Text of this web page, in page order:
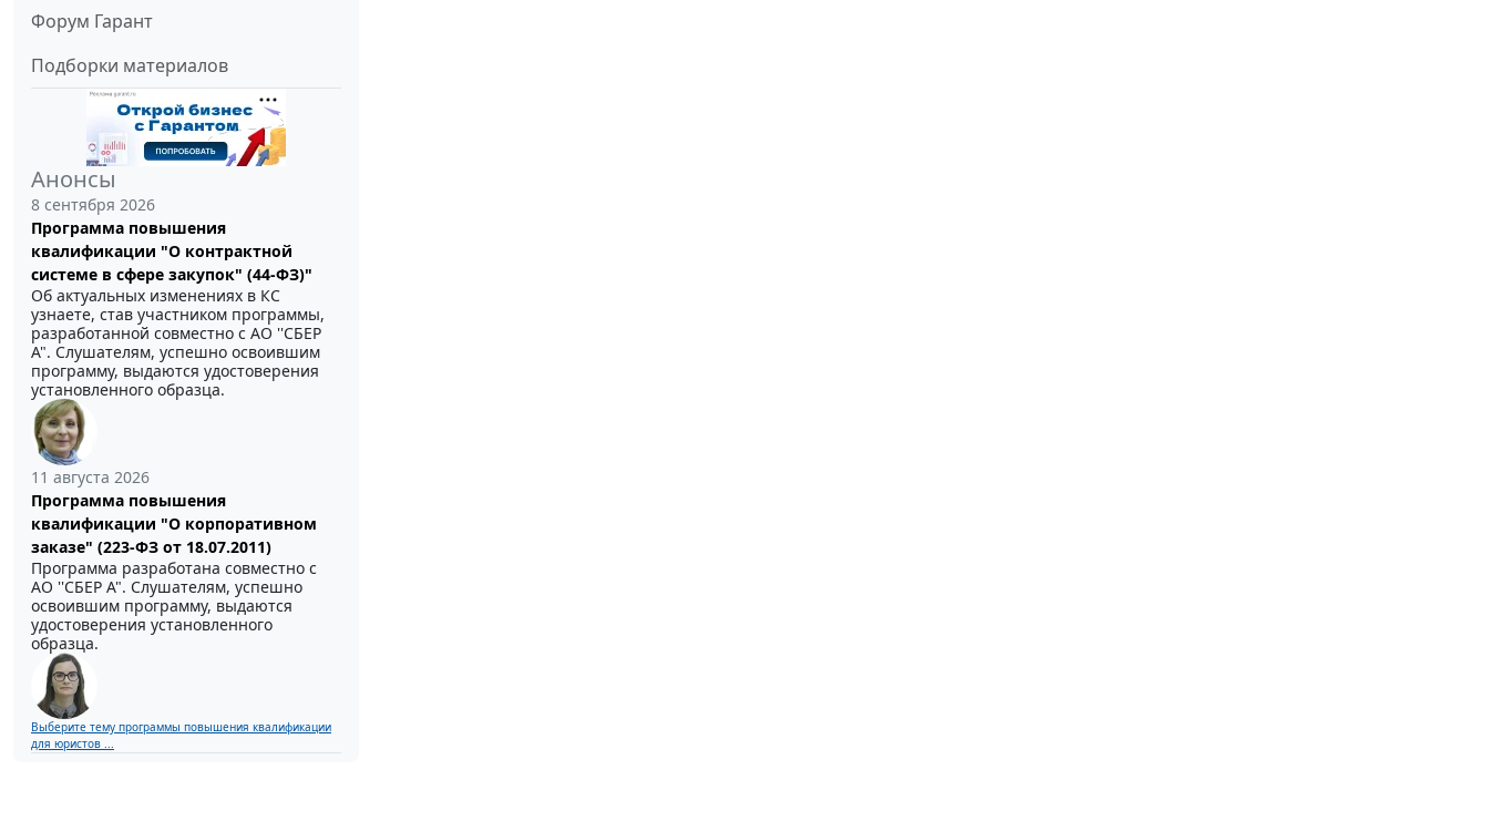
Форум Гарант
Подборки материалов
Анонсы
8 сентября 2026
Программа повышения
квалификации "О контрактной
системе в сфере закупок" (44-ФЗ)"
Об актуальных изменениях в КС
узнаете, став участником программы,
разработанной совместно с АО ''СБЕР
А". Слушателям, успешно освоившим
программу, выдаются удостоверения
установленного образца.
11 августа 2026
Программа повышения
квалификации "О корпоративном
заказе" (223-ФЗ от 18.07.2011)
Программа разработана совместно с
АО ''СБЕР А". Слушателям, успешно
освоившим программу, выдаются
удостоверения установленного
образца.
Выберите тему программы повышения квалификации
для юристов ...